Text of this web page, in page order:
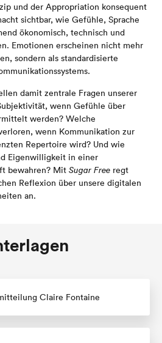
und der Appropriation konsequent
sichtbar, wie Gefühle, Sprache
ökonomisch, technisch und
Emotionen erscheinen nicht mehr
sondern als standardisierte
damit zentrale Fragen unserer
wenn Gefühle über
werden? Welche
wenn Kommunikation zur
Repertoire wird? Und wie
Eigenwilligkeit in einer
bewahren? Mit Sugar Free regt
Reflexion über unsere digitalen
an.
Claire Fontaine